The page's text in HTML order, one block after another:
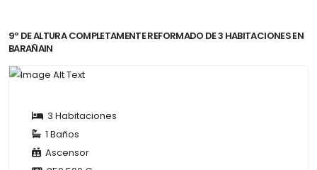
9º DE ALTURA COMPLETAMENTE REFORMADO DE 3 HABITACIONES EN
BARAÑAIN
3 Habitaciones
1 Baños
Ascensor